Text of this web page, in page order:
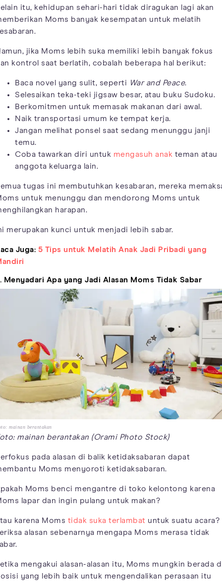
itu, kehidupan sehari-hari tidak diragukan lagi akan
Moms banyak kesempatan untuk melatih
jika Moms lebih suka memiliki lebih banyak fokus
kontrol saat berlatih, cobalah beberapa hal berikut:
Baca novel yang sulit, seperti War and Peace.
Selesaikan teka-teki jigsaw besar, atau buku Sudoku.
Berkomitmen untuk memasak makanan dari awal.
Naik transportasi umum ke tempat kerja.
Jangan melihat ponsel saat sedang menunggu janji
temu.
Coba tawarkan diri untuk mengasuh anak teman atau
anggota keluarga lain.
tugas ini membutuhkan kesabaran, mereka
untuk menunggu dan mendorong Moms untuk
harapan.
merupakan kunci untuk menjadi lebih sabar.
Juga: 5 Tips untuk Melatih Anak Jadi Pribadi yang
Menyadari Apa yang Jadi Alasan Moms Tidak Sabar
mainan berantakan
mainan berantakan (Orami Photo Stock)
pada alasan di balik ketidaksabaran dapat
Moms menyoroti ketidaksabaran.
Moms benci mengantre di toko kelontong karena
lapar dan ingin pulang untuk makan?
karena Moms tidak suka terlambat untuk suatu acara?
alasan sebenarnya mengapa Moms merasa tidak
mengakui alasan-alasan itu, Moms mungkin berada
yang lebih baik untuk mengendalikan perasaan itu